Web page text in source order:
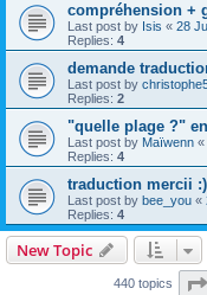
compréhension +
Last post by Isis « 28
Replies: 4
demande
Last post by
Replies: 2
"quelle plage ?"
Last post by Maïwenn «
Replies: 4
traduction mercii :)
Last post by bee_you «
Replies: 4
New Topic
440 topics